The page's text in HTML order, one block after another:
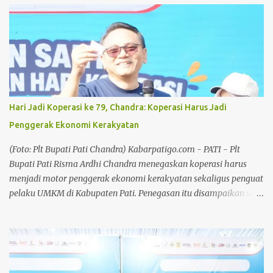
pengurus di wilayah Kecamatan Cluwak berkomitmen
meningkatkan perolehan suara pada Pemilu mendatang. Baca
juga: Bersilaturahmi Bersama Awak Media, Kapolresta Pati
Sampaikan Apresiasi dan Ucapan Terima Kasih Baca juga: Tokoh
Muhammadiyah Pati dan Pendiri BMT Fastabiq, Muhammad
Ridwan Tutup Usia Dalam kesempatan tersebut, Ketua DPD Partai
Golkar Kabupaten Pati, Endang Sri Wahyuningati menitipkan
pesan kepada seluruh kader dan pengurus Partai Golkar hingga
tingkat desa agar bekerja lebih maksimal dalam membesarkan
partai. Anggota DPRD Pati tersebut menegaskan, target
peningkatan suara harus menjadi perhatian bersama mengingat
pada pemilu-p...
Hari Jadi Koperasi ke 79, Chandra: Koperasi Harus Jadi
Penggerak Ekonomi Kerakyatan
(Foto: Plt Bupati Pati Chandra) Kabarpatigo.com - PATI - Plt
Bupati Pati Risma Ardhi Chandra menegaskan koperasi harus
menjadi motor penggerak ekonomi kerakyatan sekaligus penguat
pelaku UMKM di Kabupaten Pati. Penegasan itu disampaikan saat
Prabowo Subianto yang menempatkan ketahanan pangan dan
penguatan koperasi sebagai prioritas nasional. Chandra
mengatakan penguatan koperasi menjadi langkah strategis untuk